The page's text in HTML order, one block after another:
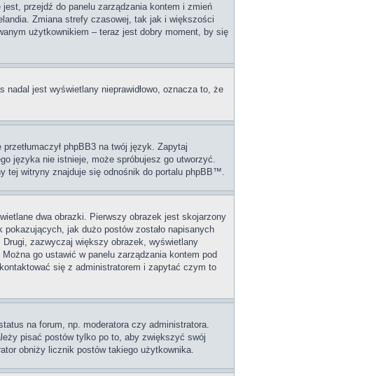
przejdź do panelu zarządzania kontem i zmień
Zmiana strefy czasowej, tak jak i większości
użytkownikiem – teraz jest dobry moment, by się
nadal jest wyświetlany nieprawidłowo, oznacza to, że
phpBB3 na twój język. Zapytaj
języka nie istnieje, może spróbujesz go utworzyć.
tej witryny znajduje się odnośnik do portalu phpBB™.
dwa obrazki. Pierwszy obrazek jest skojarzony
jak dużo postów zostało napisanych
zazwyczaj większy obrazek, wyświetlany
go ustawić w panelu zarządzania kontem pod
się z administratorem i zapytać czym to
na forum, np. moderatora czy administratora.
pisać postów tylko po to, aby zwiększyć swój
obniży licznik postów takiego użytkownika.